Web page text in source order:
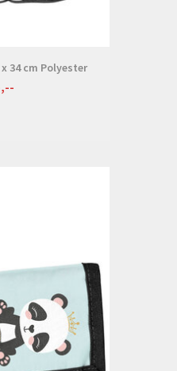
34 cm Polyester